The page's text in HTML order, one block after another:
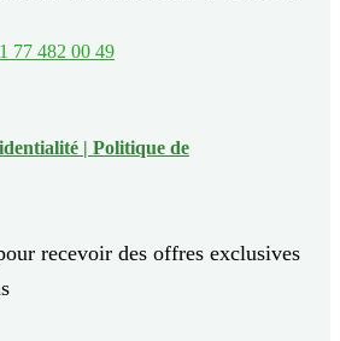
77 482 00 49
| Politique de
recevoir des offres exclusives